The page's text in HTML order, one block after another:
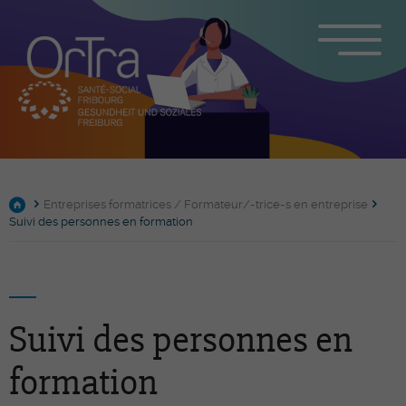
Entreprises formatrices / Formateur/-trice-s en entreprise
Suivi des personnes en formation
Suivi des personnes en
formation